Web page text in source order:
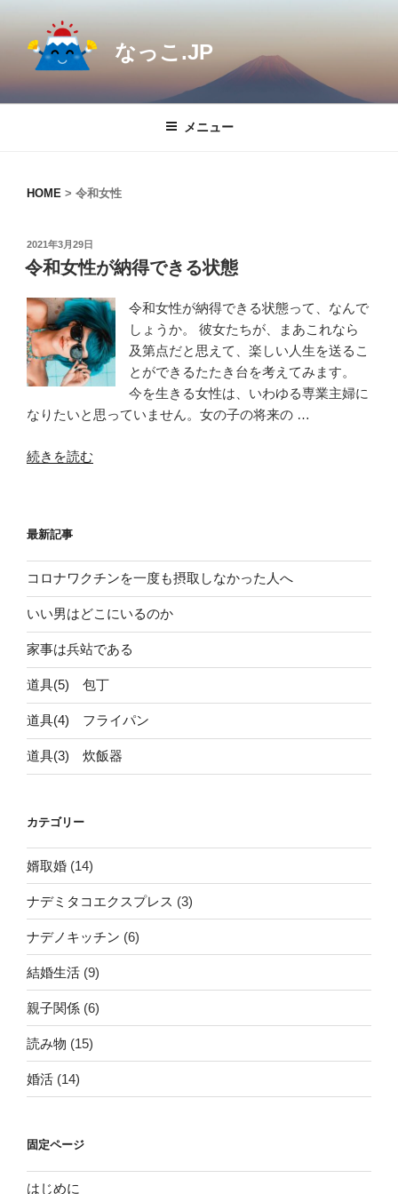
なっこ.JP
メニュー
HOME > 令和女性
投
稿
日:
2021年3月29日
令和女性が納得できる状態
令和女性が納得できる状態って、なんで
しょうか。 彼女たちが、まあこれなら
及第点だと思えて、楽しい人生を送るこ
とができるたたき台を考えてみます。
今を生きる女性は、いわゆる専業主婦に
なりたいと思っていません。女の子の将来の …
“令
が
納
得
る
状
態”
の
続きを読む
最新記事
コロナワクチンを一度も摂取しなかった人へ
いい男はどこにいるのか
家事は兵站である
道具(5) 包丁
道具(4) フライパン
道具(3) 炊飯器
カテゴリー
婿取婚 (14)
ナデミタコエクスプレス (3)
ナデノキッチン (6)
結婚生活 (9)
親子関係 (6)
読み物 (15)
婚活 (14)
固定ページ
はじめに